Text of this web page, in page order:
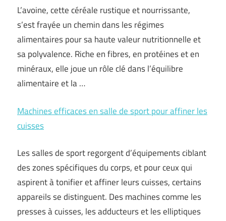
L’avoine, cette céréale rustique et nourrissante,
s’est frayée un chemin dans les régimes
alimentaires pour sa haute valeur nutritionnelle et
sa polyvalence. Riche en fibres, en protéines et en
minéraux, elle joue un rôle clé dans l’équilibre
alimentaire et la …
Machines efficaces en salle de sport pour affiner les
cuisses
Les salles de sport regorgent d’équipements ciblant
des zones spécifiques du corps, et pour ceux qui
aspirent à tonifier et affiner leurs cuisses, certains
appareils se distinguent. Des machines comme les
presses à cuisses, les adducteurs et les elliptiques